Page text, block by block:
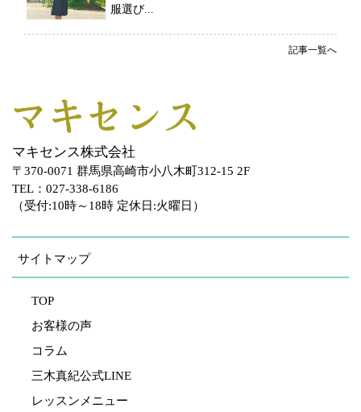
服選び...
記事一覧へ
マキセンス株式会社
〒370-0071 群馬県高崎市小八木町312-15 2F
TEL：027-338-6186
（受付:10時～18時 定休日:火曜日）
サイトマップ
TOP
お客様の声
コラム
三木真紀公式LINE
レッスンメニュー